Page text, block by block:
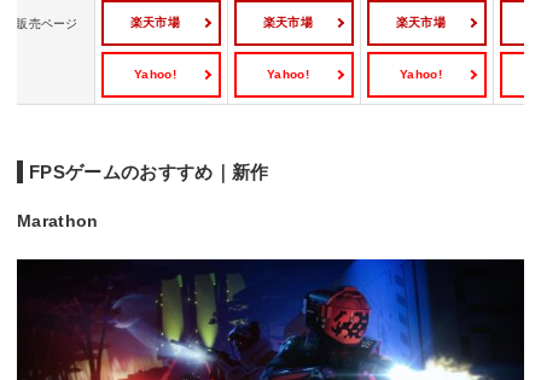
販売ページ 楽天市場
Yahoo!
楽天市場
Yahoo!
楽天市場
Yahoo!
FPSゲームのおすすめ｜新作
Marathon